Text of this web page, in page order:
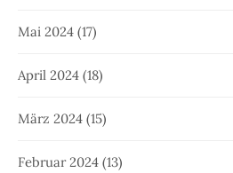
Mai 2024 (17)
April 2024 (18)
März 2024 (15)
Februar 2024 (13)